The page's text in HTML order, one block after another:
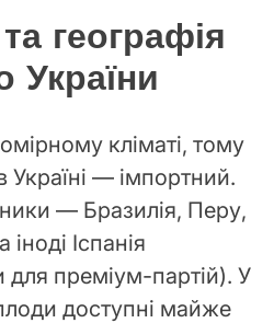
географія
України
кліматі, тому
— імпортний.
— Бразилія, Перу,
Іспанія
для преміум-партій). У
доступні майже